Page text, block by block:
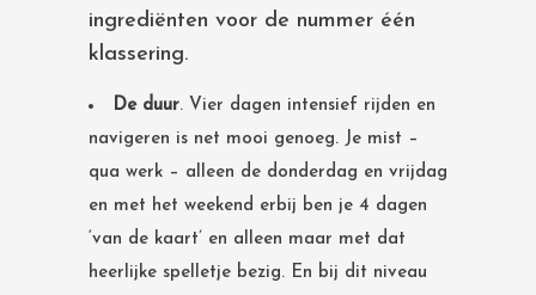
ingrediënten voor de nummer één
klassering.
De duur. Vier dagen intensief rijden en
navigeren is net mooi genoeg. Je mist –
qua werk – alleen de donderdag en vrijdag
en met het weekend erbij ben je 4 dagen
‘van de kaart’ en alleen maar met dat
heerlijke spelletje bezig. En bij dit niveau